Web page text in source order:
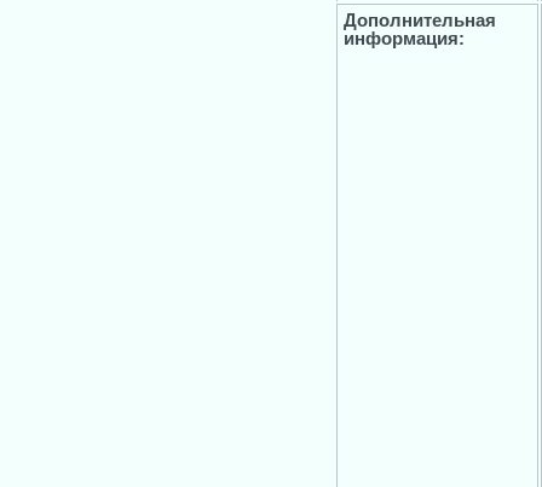
Дополнительная
информация: